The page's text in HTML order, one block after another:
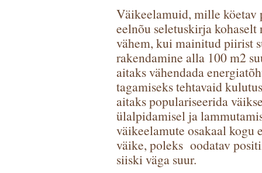
Väikeelamuid, mille köetav
eelnõu seletuskirja
vähem, kui mainitud piirist
rakendamine alla 100 m2
aitaks vähendada
tagamiseks tehtavaid
aitaks populariseerida
ülalpidamisel ja
väikeelamute osakaal kogu
väike, poleks oodatav
siiski väga suur.